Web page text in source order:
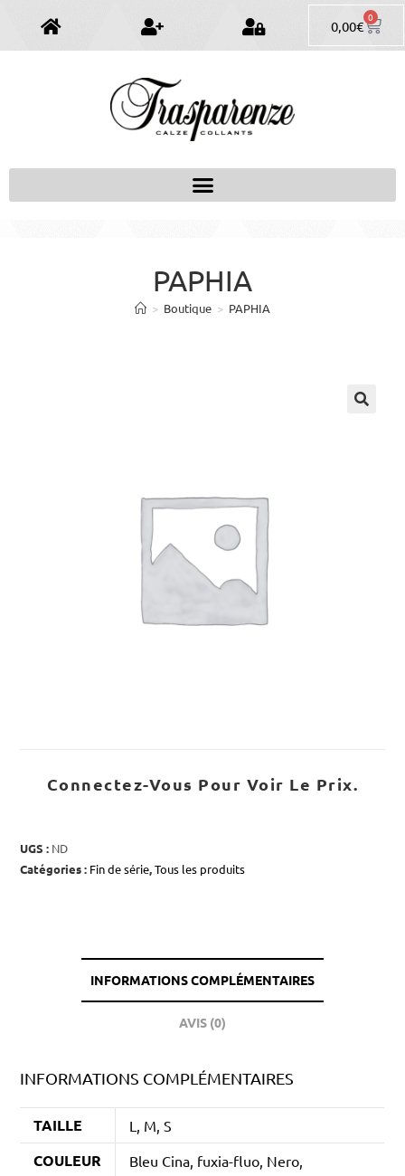
0,00€ 0
PAPHIA
> Boutique > PAPHIA
Connectez-Vous Pour Voir Le Prix.
UGS : ND
Catégories : Fin de série,Tous les produits
INFORMATIONS COMPLÉMENTAIRES
AVIS (0)
INFORMATIONS COMPLÉMENTAIRES
TAILLE L, M, S
COULEUR
Bleu Cina, fuxia-fluo, Nero,